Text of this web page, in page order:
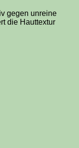
gegen unreine
die Hauttextur